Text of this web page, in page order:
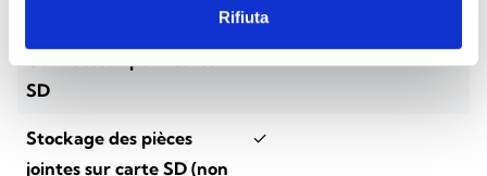
Rifiuta
SD
Stockage des pièces
jointes sur carte SD (non
✓